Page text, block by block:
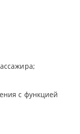
с функцией